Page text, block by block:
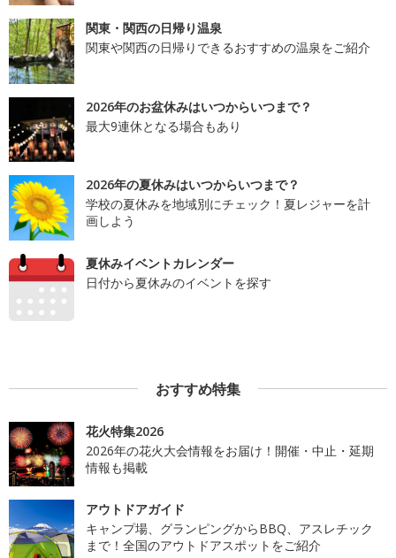
関東・関西の日帰り温泉
関東や関西の日帰りできるおすすめの温泉をご紹介
2026年のお盆休みはいつからいつまで？
最大9連休となる場合もあり
2026年の夏休みはいつからいつまで？
学校の夏休みを地域別にチェック！夏レジャーを計
画しよう
夏休みイベントカレンダー
日付から夏休みのイベントを探す
おすすめ特集
花火特集2026
2026年の花火大会情報をお届け！開催・中止・延期
情報も掲載
アウトドアガイド
キャンプ場、グランピングからBBQ、アスレチック
まで！全国のアウトドアスポットをご紹介